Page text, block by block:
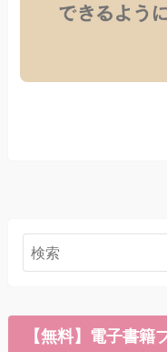
【無料】電子書籍